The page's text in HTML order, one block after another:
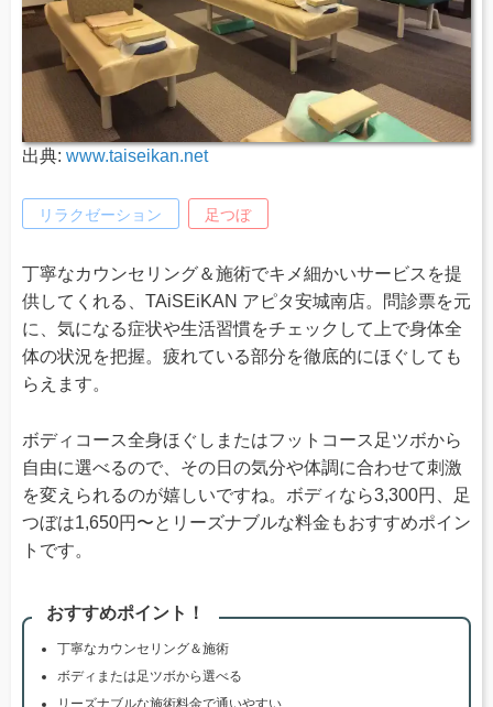
出典: www.taiseikan.net
リラクゼーション 足つぼ
丁寧なカウンセリング＆施術でキメ細かいサービスを提
供してくれる、TAiSEiKAN アピタ安城南店。問診票を元
に、気になる症状や生活習慣をチェックして上で身体全
体の状況を把握。疲れている部分を徹底的にほぐしても
らえます。
ボディコース全身ほぐしまたはフットコース足ツボから
自由に選べるので、その日の気分や体調に合わせて刺激
を変えられるのが嬉しいですね。ボディなら3,300円、足
つぼは1,650円〜とリーズナブルな料金もおすすめポイン
トです。
おすすめポイント！
丁寧なカウンセリング＆施術
ボディまたは足ツボから選べる
リーズナブルな施術料金で通いやすい